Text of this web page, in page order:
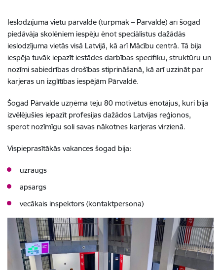
Ieslodzījuma vietu pārvalde (turpmāk – Pārvalde) arī šogad
piedāvāja skolēniem iespēju ēnot speciālistus dažādās
ieslodzījuma vietās visā Latvijā, kā arī Mācību centrā. Tā bija
iespēja tuvāk iepazīt iestādes darbības specifiku, struktūru un
nozīmi sabiedrības drošības stiprināšanā, kā arī uzzināt par
karjeras un izglītības iespējām Pārvaldē.
Šogad Pārvalde uzņēma teju 80 motivētus ēnotājus, kuri bija
izvēlējušies iepazīt profesijas dažādos Latvijas reģionos,
sperot nozīmīgu soli savas nākotnes karjeras virzienā.
Vispieprasītākās vakances šogad bija:
uzraugs
apsargs
vecākais inspektors (kontaktpersona)